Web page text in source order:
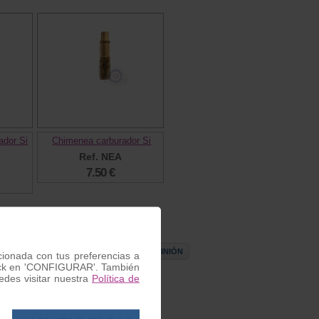
Si
Chimenea carburador Si
Ref. NEA
7.50 €
ESCRIBIR OPINIÓN
con tus preferencias a
en 'CONFIGURAR'. También
visitar nuestra Política de